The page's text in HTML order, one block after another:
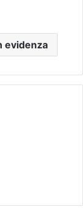
evidenza